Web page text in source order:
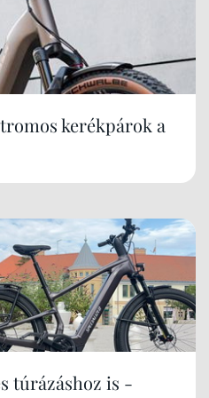
kerékpárok a
túrázáshoz is -